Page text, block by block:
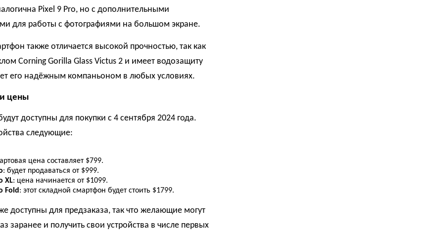
Pixel 9 Pro, но с дополнительными
для работы с фотографиями на большом экране.
также отличается высокой прочностью, так как
Corning Gorilla Glass Victus 2 и имеет водозащиту
его надёжным компаньоном в любых условиях.
и цены
доступны для покупки с 4 сентября 2024 года.
следующие:
цена составляет $799.
: будет продаваться от $999.
XL: цена начинается от $1099.
Fold : этот складной смартфон будет стоить $1799.
доступны для предзаказа, так что желающие могут
заранее и получить свои устройства в числе первых